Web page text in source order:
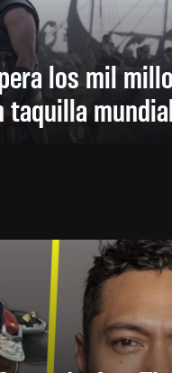
los mil
taquilla